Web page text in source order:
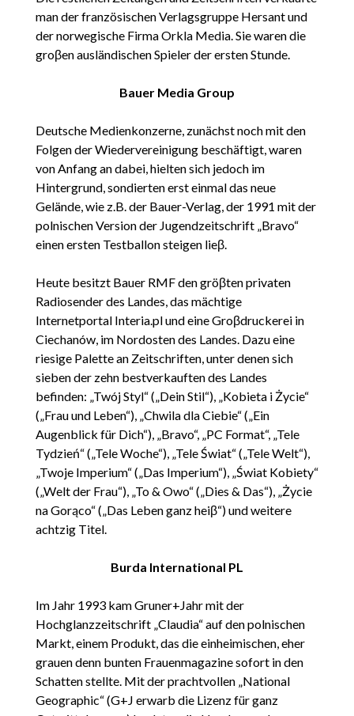
man der französischen Verlagsgruppe Hersant und
der norwegische Firma Orkla Media. Sie waren die
groβen ausländischen Spieler der ersten Stunde.
Bauer Media Group
Deutsche Medienkonzerne, zunächst noch mit den
Folgen der Wiedervereinigung beschäftigt, waren
von Anfang an dabei, hielten sich jedoch im
Hintergrund, sondierten erst einmal das neue
Gelände, wie z.B. der Bauer-Verlag, der 1991 mit der
polnischen Version der Jugendzeitschrift „Bravo“
einen ersten Testballon steigen lieβ.
Heute besitzt Bauer RMF den gröβten privaten
Radiosender des Landes, das mächtige
Internetportal Interia.pl und eine Groβdruckerei in
Ciechanów, im Nordosten des Landes. Dazu eine
riesige Palette an Zeitschriften, unter denen sich
sieben der zehn bestverkauften des Landes
befinden: „Twój Styl“ („Dein Stil“), „Kobieta i Życie“
(„Frau und Leben“), „Chwila dla Ciebie“ („Ein
Augenblick für Dich“), „Bravo“, „PC Format“, „Tele
Tydzień“ („Tele Woche“), „Tele Świat“ („Tele Welt“),
„Twoje Imperium“ („Das Imperium“), „Świat Kobiety“
(„Welt der Frau“), „To & Owo“ („Dies & Das“), „Życie
na Gorąco“ („Das Leben ganz heiβ“) und weitere
achtzig Titel.
Burda International PL
Im Jahr 1993 kam Gruner+Jahr mit der
Hochglanzzeitschrift „Claudia“ auf den polnischen
Markt, einem Produkt, das die einheimischen, eher
grauen denn bunten Frauenmagazine sofort in den
Schatten stellte. Mit der prachtvollen „National
Geographic“ (G+J erwarb die Lizenz für ganz